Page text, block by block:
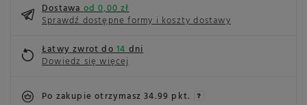
Dostawaod 0,00 zł
Sprawdź dostępne formy i koszty dostawy
Łatwy zwrot do14dni
Dowiedz się więcej
Po zakupie otrzymasz34.99 pkt.